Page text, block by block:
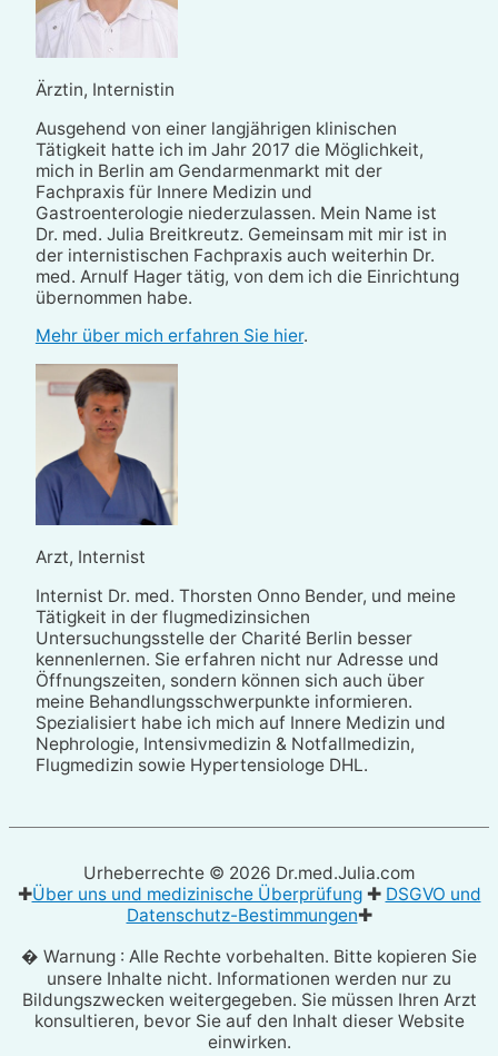
Ärztin, Internistin
Ausgehend von einer langjährigen klinischen
Tätigkeit hatte ich im Jahr 2017 die Möglichkeit,
mich in Berlin am Gendarmenmarkt mit der
Fachpraxis für Innere Medizin und
Gastroenterologie niederzulassen. Mein Name ist
Dr. med. Julia Breitkreutz. Gemeinsam mit mir ist in
der internistischen Fachpraxis auch weiterhin Dr.
med. Arnulf Hager tätig, von dem ich die Einrichtung
übernommen habe.
Mehr über mich erfahren Sie hier.
Arzt, Internist
Internist Dr. med. Thorsten Onno Bender, und meine
Tätigkeit in der flugmedizinsichen
Untersuchungsstelle der Charité Berlin besser
kennenlernen. Sie erfahren nicht nur Adresse und
Öffnungszeiten, sondern können sich auch über
meine Behandlungsschwerpunkte informieren.
Spezialisiert habe ich mich auf Innere Medizin und
Nephrologie, Intensivmedizin & Notfallmedizin,
Flugmedizin sowie Hypertensiologe DHL.
Urheberrechte © 2026 Dr.med.Julia.com
✚Über uns und medizinische Überprüfung✚ DSGVO und
Datenschutz-Bestimmungen✚
� Warnung : Alle Rechte vorbehalten. Bitte kopieren Sie
unsere Inhalte nicht. Informationen werden nur zu
Bildungszwecken weitergegeben. Sie müssen Ihren Arzt
konsultieren, bevor Sie auf den Inhalt dieser Website
einwirken.